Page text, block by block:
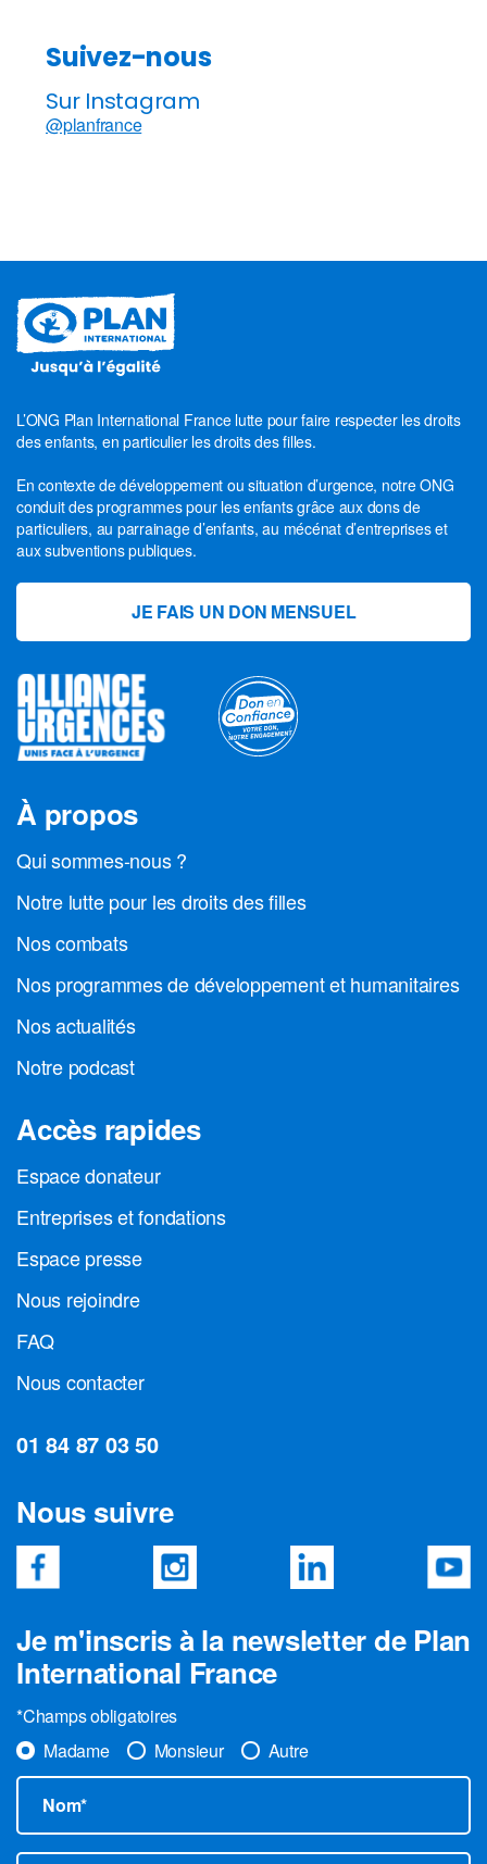
Suivez-nous
Sur Instagram
@planfrance
L’ONG Plan International France lutte pour faire respecter les droits
des enfants, en particulier les droits des filles.
En contexte de développement ou situation d’urgence, notre ONG
conduit des programmes pour les enfants grâce aux dons de
particuliers, au parrainage d’enfants, au mécénat d’entreprises et
aux subventions publiques.
JE FAIS UN DON MENSUEL
À propos
Qui sommes-nous ?
Notre lutte pour les droits des filles
Nos combats
Nos programmes de développement et humanitaires
Nos actualités
Notre podcast
Accès rapides
Espace donateur
Entreprises et fondations
Espace presse
Nous rejoindre
FAQ
Nous contacter
01 84 87 03 50
Nous suivre
Je m'inscris à la newsletter de Plan
International France
*Champs obligatoires
Madame
Monsieur Autre
Nom*